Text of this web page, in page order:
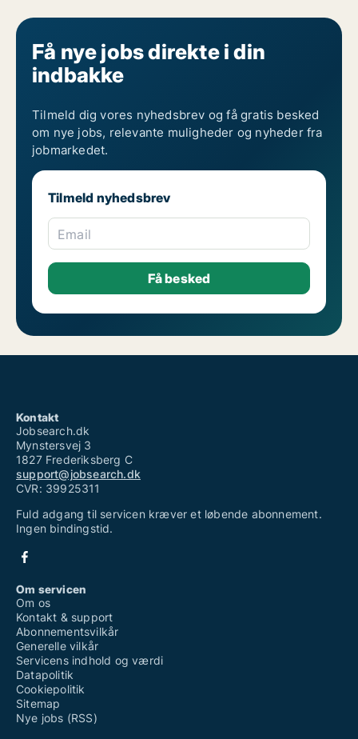
Få nye jobs direkte i din
indbakke
Tilmeld dig vores nyhedsbrev og få gratis besked
om nye jobs, relevante muligheder og nyheder fra
jobmarkedet.
Tilmeld nyhedsbrev
Email
Kontakt
Jobsearch.dk
Mynstersvej 3
1827 Frederiksberg C
support@jobsearch.dk
CVR: 39925311
Fuld adgang til servicen kræver et løbende abonnement.
Ingen bindingstid.
Om servicen
Om os
Kontakt & support
Abonnementsvilkår
Generelle vilkår
Servicens indhold og værdi
Datapolitik
Cookiepolitik
Sitemap
Nye jobs (RSS)